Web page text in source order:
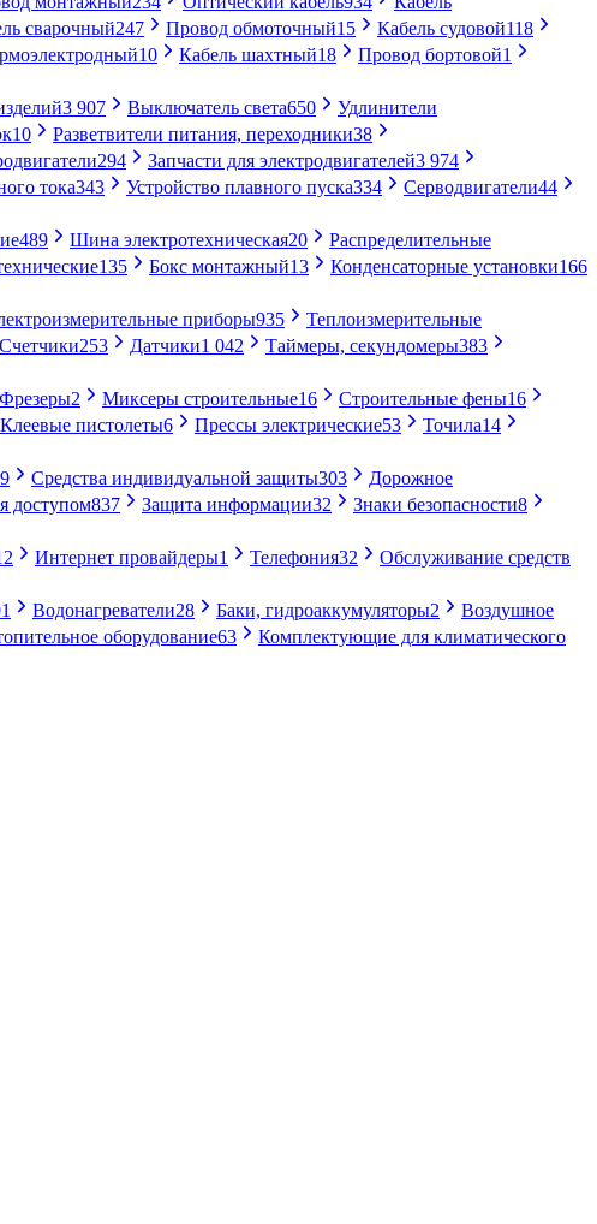
сварочный247 Провод обмоточный15 Кабель судовой118
10 Кабель шахтный18 Провод бортовой1
3 907 Выключатель света650
Удлинители
10 Разветвители питания, переходники38
294 Запчасти для электродвигателей3 974
тока343 Устройство плавного пуска334 Серводвигатели44
489 Шина электротехническая20
Распределительные
135 Бокс монтажный13 Конденсаторные установки166
приборы935
Теплоизмерительные
Счетчики253 Датчики1 042 Таймеры, секундомеры383
Фрезеры2 Миксеры строительные16 Строительные фены16
Клеевые пистолеты6 Прессы электрические53 Точила14
Средства индивидуальной защиты303
Дорожное
доступом837 Защита информации32 Знаки безопасности8
Интернет провайдеры1 Телефония32
Обслуживание средств
Водонагреватели28 Баки, гидроаккумуляторы2
Воздушное
оборудование63
Комплектующие для климатического